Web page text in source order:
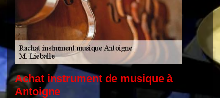
Achat instrument de musique à
Antoigne